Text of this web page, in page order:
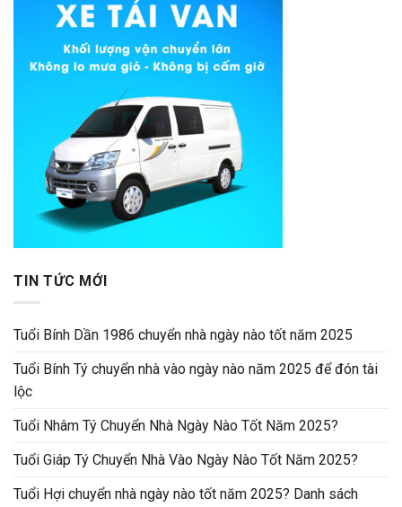
TIN TỨC MỚI
Tuổi Bính Dần 1986 chuyển nhà ngày nào tốt năm 2025
Tuổi Bính Tý chuyển nhà vào ngày nào năm 2025 để đón tài
lộc
Tuổi Nhâm Tý Chuyển Nhà Ngày Nào Tốt Năm 2025?
Tuổi Giáp Tý Chuyển Nhà Vào Ngày Nào Tốt Năm 2025?
Tuổi Hợi chuyển nhà ngày nào tốt năm 2025? Danh sách